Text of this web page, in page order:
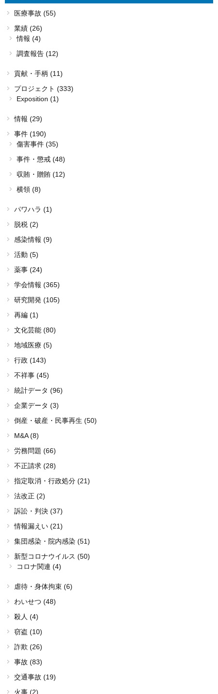
医療事故 (55)
業績 (26)
情報 (4)
調査報告 (12)
貢献・手柄 (11)
プロジェクト (333)
Exposition (1)
情報 (29)
事件 (190)
傷害事件 (35)
事件・懲戒 (48)
収賄・贈賄 (12)
横領 (8)
パワハラ (1)
脱税 (2)
感染情報 (9)
活動 (5)
薬事 (24)
学会情報 (365)
研究開発 (105)
再編 (1)
文化芸能 (80)
地域医療 (5)
行政 (143)
不祥事 (45)
統計データ (96)
企業データ (3)
倒産・破産・民事再生 (50)
M&A (8)
労務問題 (66)
不正請求 (28)
指定取消・行政処分 (21)
法改正 (2)
訴訟・判決 (37)
情報漏えい (21)
集団感染・院内感染 (51)
新型コロナウイルス (50)
コロナ関連 (4)
虐待・身体拘束 (6)
わいせつ (48)
殺人 (4)
窃盗 (10)
詐欺 (26)
事故 (83)
交通事故 (19)
火事 (2)